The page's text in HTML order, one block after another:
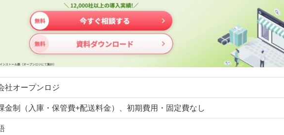
社オープンロジ
金制（入庫・保管費+配送料金）、初期費用・固定費なし